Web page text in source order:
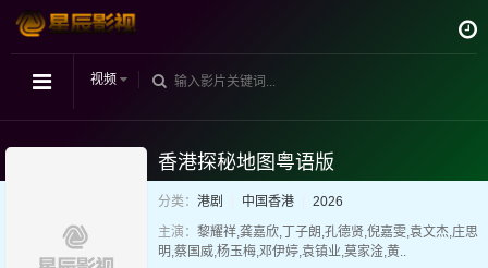
视频
香港探秘地图粤语版
分类： 港剧 中国香港
2026
主演： 黎耀祥,龚嘉欣,丁子朗,孔德贤,倪嘉雯,袁文杰,庄思
明,蔡国威,杨玉梅,邓伊婷,袁镇业,莫家淦,黄..